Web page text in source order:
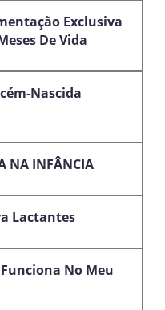
Exclusiva
De Vida
Nascida
NA INFÂNCIA
Lactantes
No Meu